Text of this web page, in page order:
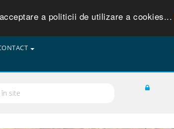
a politicii de utilizare a cookies...